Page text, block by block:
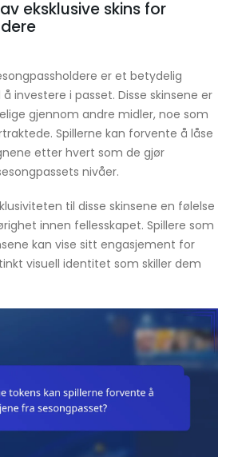
eksklusive skins for
er et betydelig
investere i passet. Disse skinsene er
gjennom andre midler, noe som
Spillerne kan forvente å låse
etter hvert som de gjør
nivåer.
til disse skinsene en følelse
innen fellesskapet. Spillere som
kan vise sitt engasjement for
visuell identitet som skiller dem